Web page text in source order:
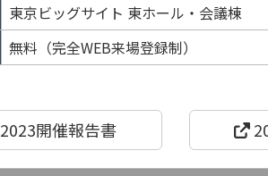
東京ビッグサイト 東ホール・会議棟
無料（完全WEB来場登録制）
2023開催報告書